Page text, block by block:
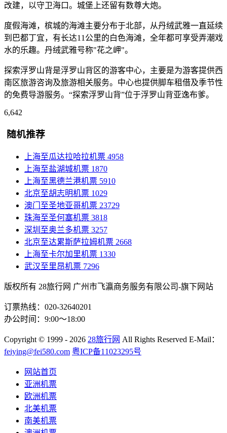
改建，以守卫海口。城堡上还留有数尊大炮。
度假海滩，槟城的海滩主要分布于北部，从丹绒武雅一直延续
到巴都丁宜，有长达11公里的白色海滩，全年都可享受弄潮戏
水的乐趣。丹绒武雅号称"花之岬"。
探索浮罗山背是浮罗山背区的游客中心，主要是为游客提供西
南区旅游咨询及旅游相关服务。中心也提供脚车租借及季节性
的免费导游服务。“探索浮罗山背”位于浮罗山背亚逸布爹。
6,642
随机推荐
上海至瓜达拉哈拉机票 4958
上海至盐湖城机票 1870
上海至黑德兰港机票 5910
北京至胡志明机票 1029
澳门至圣地亚哥机票 23729
珠海至圣何塞机票 3818
深圳至奥兰多机票 3257
北京至达累斯萨拉姆机票 2668
上海至卡尔加里机票 1330
武汉至里昂机票 7296
版权所有 28旅行网 广州市飞瀛商务服务有限公司-旗下网站
订票热线：020-32640201
办公时间：9:00～18:00
Copyright © 1999 - 2026 28旅行网 All Rights Reserved E-Mail：
feiying@fei580.com 粤ICP备11023295号
网站首页
亚洲机票
欧洲机票
北美机票
南美机票